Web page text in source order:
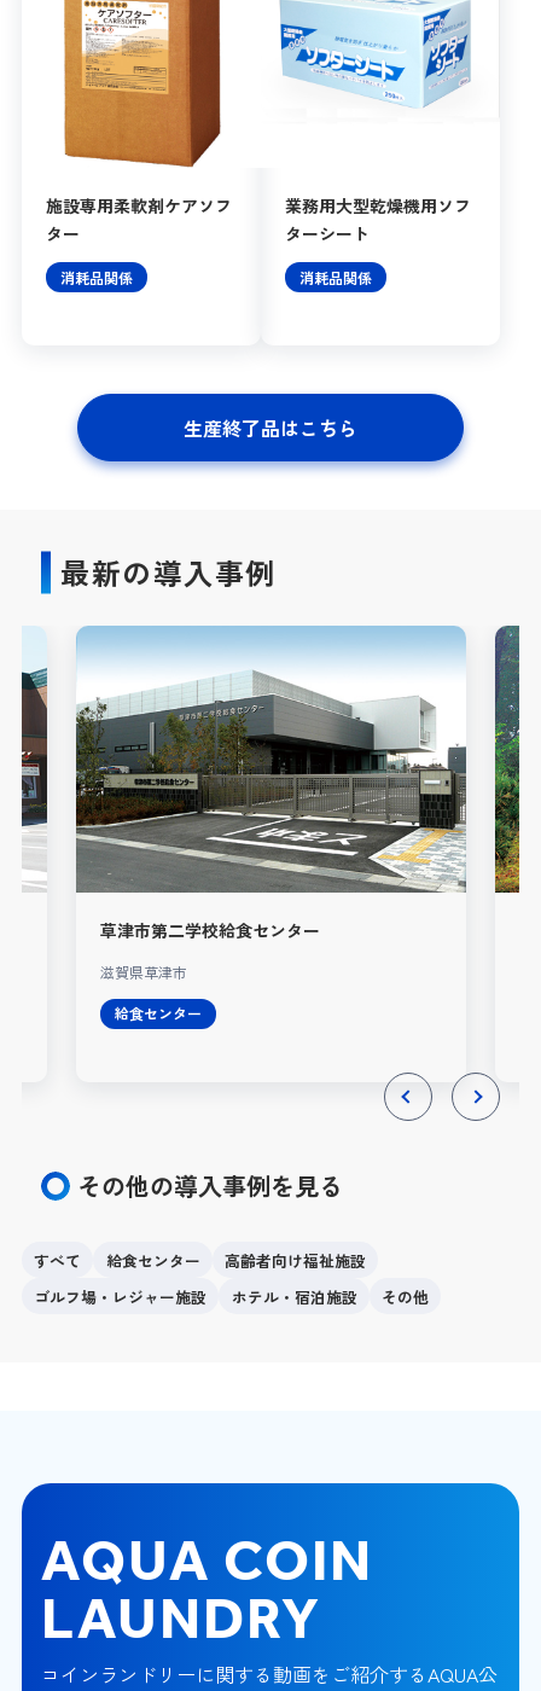
施設専用柔軟剤ケアソフ
ター
消耗品関係
業務用大型乾燥機用ソフ
ターシート
消耗品関係
生産終了品はこちら
最新の導入事例
草津市第二学校給食センター
滋賀県草津市
給食センター
その他の導入事例を見る
すべて 給食センター
高齢者向け福祉施設
ゴルフ場・レジャー施設
ホテル・宿泊施設 その他
AQUA COIN
LAUNDRY
コインランドリーに関する動画をご紹介するAQUA公